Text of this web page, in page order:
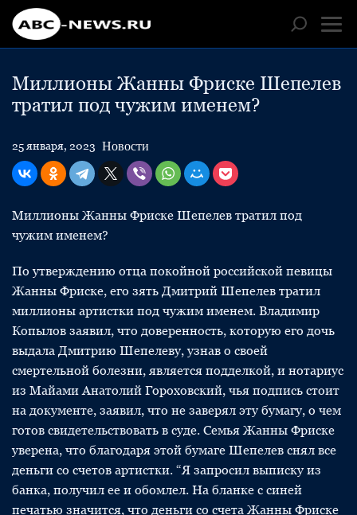
Миллионы Жанны Фриске Шепелев
тратил под чужим именем?
25 января, 2023 Новости
Миллионы Жанны Фриске Шепелев тратил под
чужим именем?
По утверждению отца покойной российской певицы
Жанны Фриске, его зять Дмитрий Шепелев тратил
миллионы артистки под чужим именем. Владимир
Копылов заявил, что доверенность, которую его дочь
выдала Дмитрию Шепелеву, узнав о своей
смертельной болезни, является подделкой, и нотариус
из Майами Анатолий Гороховский, чья подпись стоит
на документе, заявил, что не заверял эту бумагу, о чем
готов свидетельствовать в суде. Семья Жанны Фриске
уверена, что благодаря этой бумаге Шепелев снял все
деньги со счетов артистки. “Я запросил выписку из
банка, получил ее и обомлел. На бланке с синей
печатью значится, что деньги со счета Жанны Фриске